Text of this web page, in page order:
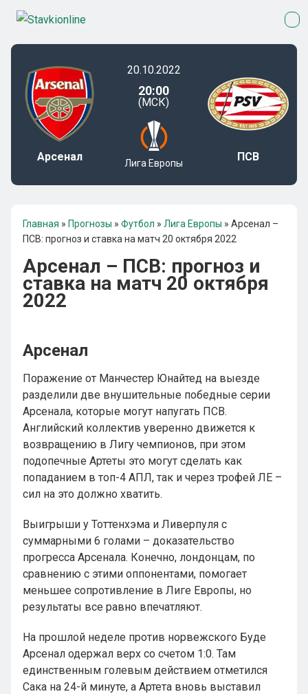
Арсенал
20.10.2022
20:00
(МСК)
Лига Европы ПСВ
Главная » Прогнозы » Футбол » Лига Европы » Арсенал –
ПСВ: прогноз и ставка на матч 20 октября 2022
Арсенал – ПСВ: прогноз и
ставка на матч 20 октября
2022
Арсенал
Поражение от Манчестер Юнайтед на выезде
разделили две внушительные победные серии
Арсенала, которые могут напугать ПСВ.
Английский коллектив уверенно движется к
возвращению в Лигу чемпионов, при этом
подопечные Артеты это могут сделать как
попаданием в топ-4 АПЛ, так и через трофей ЛЕ –
сил на это должно хватить.
Выигрыши у Тоттенхэма и Ливерпуля с
суммарными 6 голами – доказательство
прогресса Арсенала. Конечно, лондонцам, по
сравнению с этими оппонентами, помогает
меньшее сопротивление в Лиге Европы, но
результаты все равно впечатляют.
На прошлой неделе против норвежского Буде
Арсенал одержал верх со счетом 1:0. Там
единственным голевым действием отметился
Сака на 24-й минуте, а Артета вновь выставил